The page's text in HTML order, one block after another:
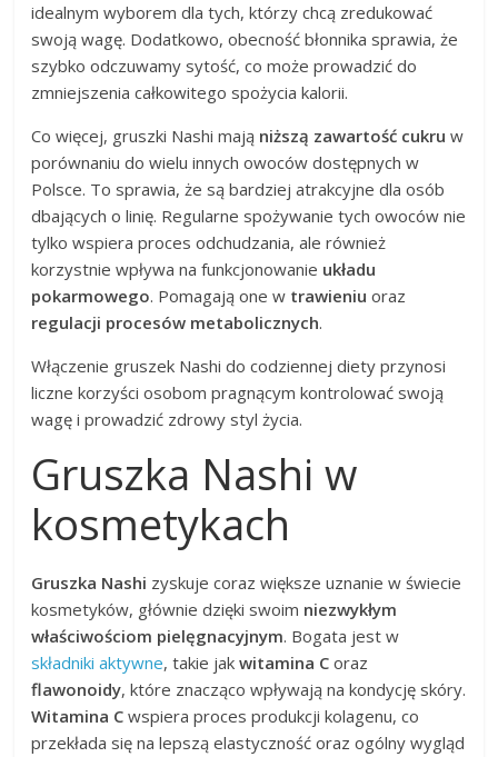
idealnym wyborem dla tych, którzy chcą zredukować
swoją wagę. Dodatkowo, obecność błonnika sprawia, że
szybko odczuwamy sytość, co może prowadzić do
zmniejszenia całkowitego spożycia kalorii.
Co więcej, gruszki Nashi mają niższą zawartość cukru w
porównaniu do wielu innych owoców dostępnych w
Polsce. To sprawia, że są bardziej atrakcyjne dla osób
dbających o linię. Regularne spożywanie tych owoców nie
tylko wspiera proces odchudzania, ale również
korzystnie wpływa na funkcjonowanie układu
pokarmowego. Pomagają one w trawieniu oraz
regulacji procesów metabolicznych.
Włączenie gruszek Nashi do codziennej diety przynosi
liczne korzyści osobom pragnącym kontrolować swoją
wagę i prowadzić zdrowy styl życia.
Gruszka Nashi w
kosmetykach
Gruszka Nashi zyskuje coraz większe uznanie w świecie
kosmetyków, głównie dzięki swoim niezwykłym
właściwościom pielęgnacyjnym. Bogata jest w
składniki aktywne, takie jakwitamina C oraz
flawonoidy, które znacząco wpływają na kondycję skóry.
Witamina C wspiera proces produkcji kolagenu, co
przekłada się na lepszą elastyczność oraz ogólny wygląd